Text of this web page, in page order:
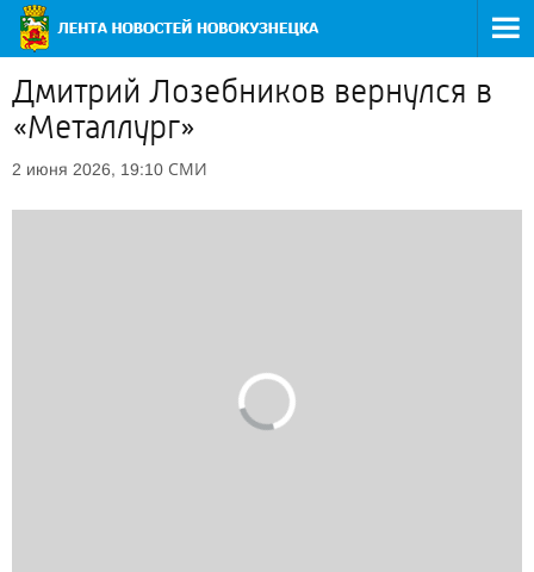
Дмитрий Лозебников вернулся в
«Металлург»
2 июня 2026, 19:10 СМИ